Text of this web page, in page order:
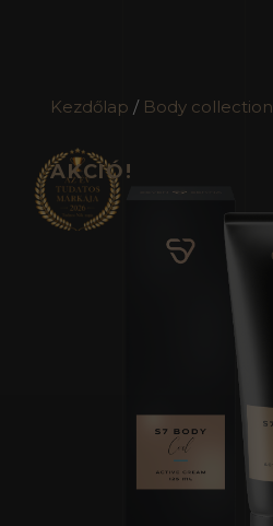
Kezdőlap / Body collection
AKCIÓ!